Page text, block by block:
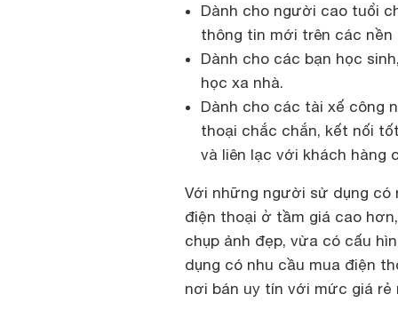
Dành cho người cao tuổi
thông tin mới trên các nền
Dành cho các bạn học
học xa nhà.
Dành cho các tài xế công
thoại chắc chắn, kết nối
và liên lạc với khách hàng
Với những người sử dụng có
điện thoại ở tầm giá cao
chụp ảnh đẹp, vừa có cấu
dụng có nhu cầu mua điện
nơi bán uy tín với mức giá rẻ